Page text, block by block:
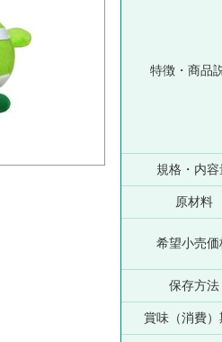
特徴・商品
規格・内容
原材料
希望小売価
保存方法
賞味（消費）